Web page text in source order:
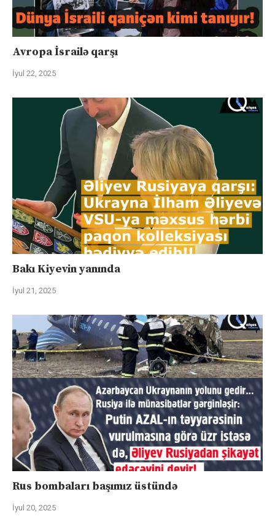
Avropa İsrailə qarşı
İyul 22, 2025
Bakı Kiyevin yanında
İyul 21, 2025
Rus bombaları başımız üstündə
İyul 20, 2025